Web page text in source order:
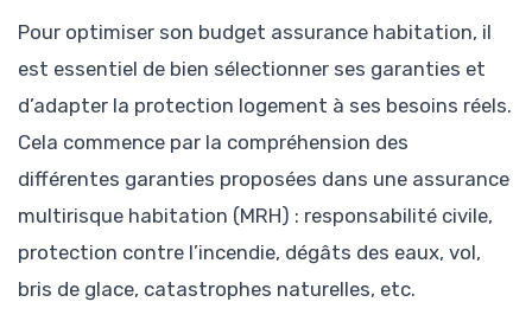
Pour optimiser son budget assurance habitation, il
est essentiel de bien sélectionner ses garanties et
d’adapter la protection logement à ses besoins réels.
Cela commence par la compréhension des
différentes garanties proposées dans une assurance
multirisque habitation (MRH) : responsabilité civile,
protection contre l’incendie, dégâts des eaux, vol,
bris de glace, catastrophes naturelles, etc.